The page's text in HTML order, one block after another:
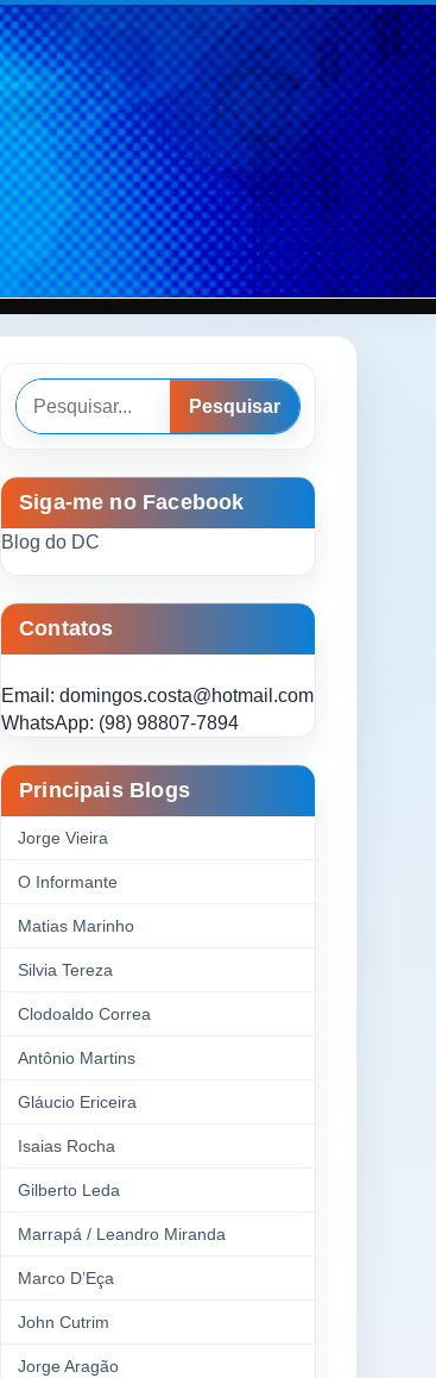
Pesquisar
Pesquisar
Siga-me no Facebook
Blog do DC
Contatos
Email: domingos.costa@hotmail.com
WhatsApp: (98) 98807-7894
Principais Blogs
Jorge Vieira
O Informante
Matias Marinho
Silvia Tereza
Clodoaldo Correa
Antônio Martins
Gláucio Ericeira
Isaias Rocha
Gilberto Leda
Marrapá / Leandro Miranda
Marco D’Eça
John Cutrim
Jorge Aragão